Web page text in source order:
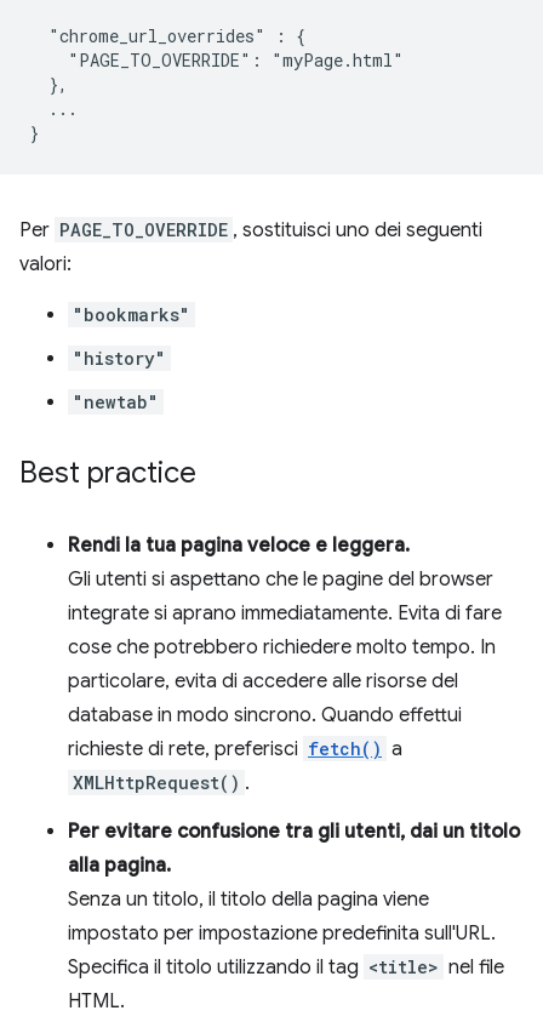
  "chrome_url_overrides" : {
    "PAGE_TO_OVERRIDE": "myPage.html"
  },
  ...
Per PAGE_TO_OVERRIDE , sostituisci uno dei seguenti
valori:
"bookmarks"
"history"
"newtab"
Best practice
Rendi la tua pagina veloce e leggera.
Gli utenti si aspettano che le pagine del browser
integrate si aprano immediatamente. Evita di fare
cose che potrebbero richiedere molto tempo. In
particolare, evita di accedere alle risorse del
database in modo sincrono. Quando effettui
richieste di rete, preferisci fetch() a
XMLHttpRequest() .
Per evitare confusione tra gli utenti, dai un titolo
alla pagina.
Senza un titolo, il titolo della pagina viene
impostato per impostazione predefinita sull'URL.
Specifica il titolo utilizzando il tag <title> nel file
HTML.